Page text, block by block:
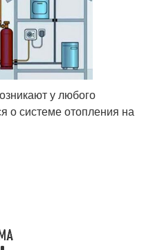
у любого
о системе отопления на